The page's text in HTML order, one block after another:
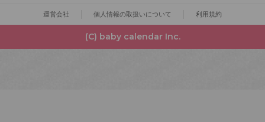
運営会社 個人情報の取扱いについて 利用規約
(C) baby calendar Inc.